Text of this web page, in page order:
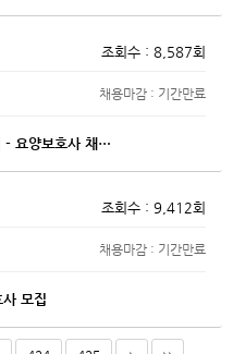
조회수 : 8,587회
채용마감 : 기간만료
- 요양보호사 채…
조회수 : 9,412회
채용마감 : 기간만료
모집